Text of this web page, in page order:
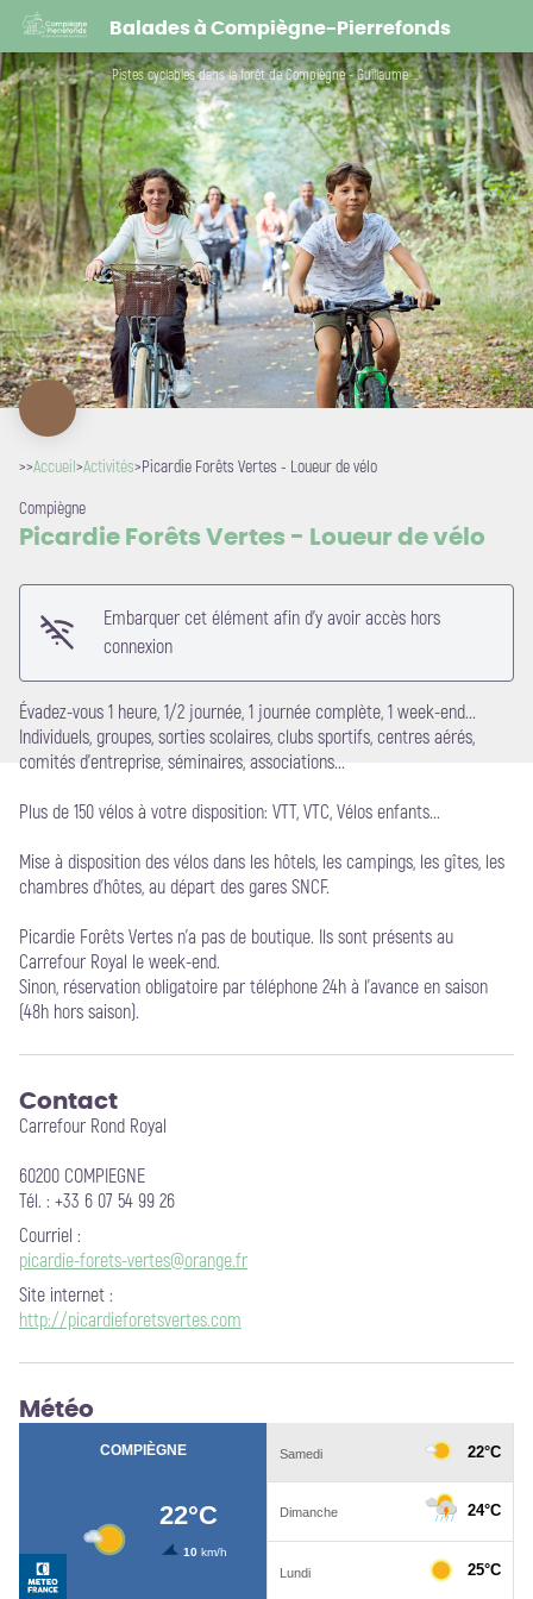
Balades à Compiègne-Pierrefonds
Pistes cyclables dans la forêt de Compiègne - Guillaume Chacune - Resonance Films
>>Accueil>Activités>Picardie Forêts Vertes - Loueur de vélo
Compiègne
Picardie Forêts Vertes - Loueur de vélo
Embarquer cet élément afin d'y avoir accès hors
connexion
Évadez-vous 1 heure, 1/2 journée, 1 journée complète, 1 week-end...
Individuels, groupes, sorties scolaires, clubs sportifs, centres aérés,
comités d'entreprise, séminaires, associations...
Plus de 150 vélos à votre disposition: VTT, VTC, Vélos enfants...
Mise à disposition des vélos dans les hôtels, les campings, les gîtes, les
chambres d'hôtes, au départ des gares SNCF.
Picardie Forêts Vertes n'a pas de boutique. Ils sont présents au
Carrefour Royal le week-end.
Sinon, réservation obligatoire par téléphone 24h à l'avance en saison
(48h hors saison).
Contact
Carrefour Rond Royal
60200 COMPIEGNE
Tél. : +33 6 07 54 99 26
Courriel :
picardie-forets-vertes@orange.fr
Site internet :
http://picardieforetsvertes.com
Météo